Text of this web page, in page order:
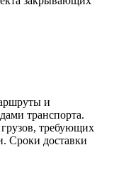
и
транспорта.
требующих
Сроки доставки